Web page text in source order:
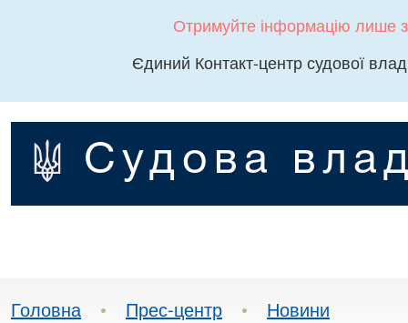
Отримуйте інформацію лише
Єдиний Контакт-центр судової
Судова
Головна • Прес-центр • Новини